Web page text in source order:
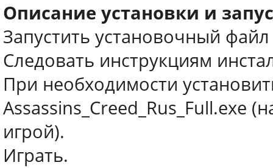
Описание установки и
Запустить установочный
Следовать инструкциям
При необходимости
Assassins_Creed_Rus_Full.exe
игрой).
Играть.